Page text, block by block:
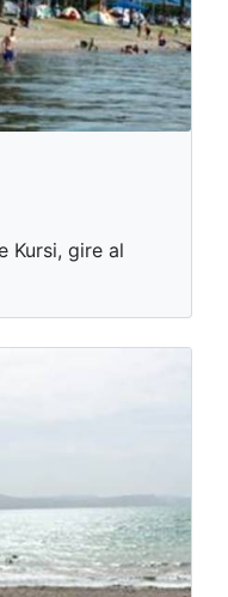
Kursi, gire al